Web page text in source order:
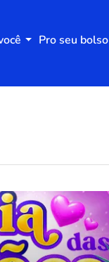
Pro seu bolso